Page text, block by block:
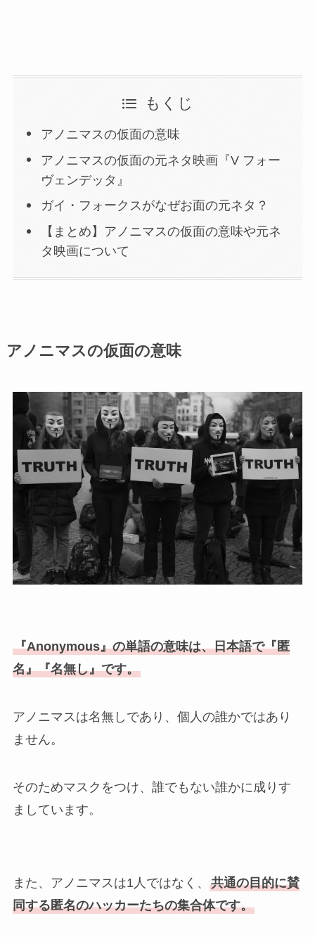
もくじ
アノニマスの仮面の意味
アノニマスの仮面の元ネタ映画『V フォー
ヴェンデッタ』
ガイ・フォークスがなぜお面の元ネタ？
【まとめ】アノニマスの仮面の意味や元ネ
タ映画について
アノニマスの仮面の意味
『Anonymous』の単語の意味は、日本語で『匿
名』『名無し』です。
アノニマスは名無しであり、個人の誰かではあり
ません。
そのためマスクをつけ、誰でもない誰かに成りす
ましています。
また、アノニマスは1人ではなく、 共通の目的に賛
同する匿名のハッカーたちの集合体です。